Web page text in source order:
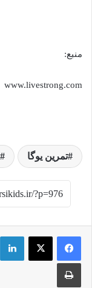
منبع:
www.livestrong.com
تمرین یوگا
چاپ